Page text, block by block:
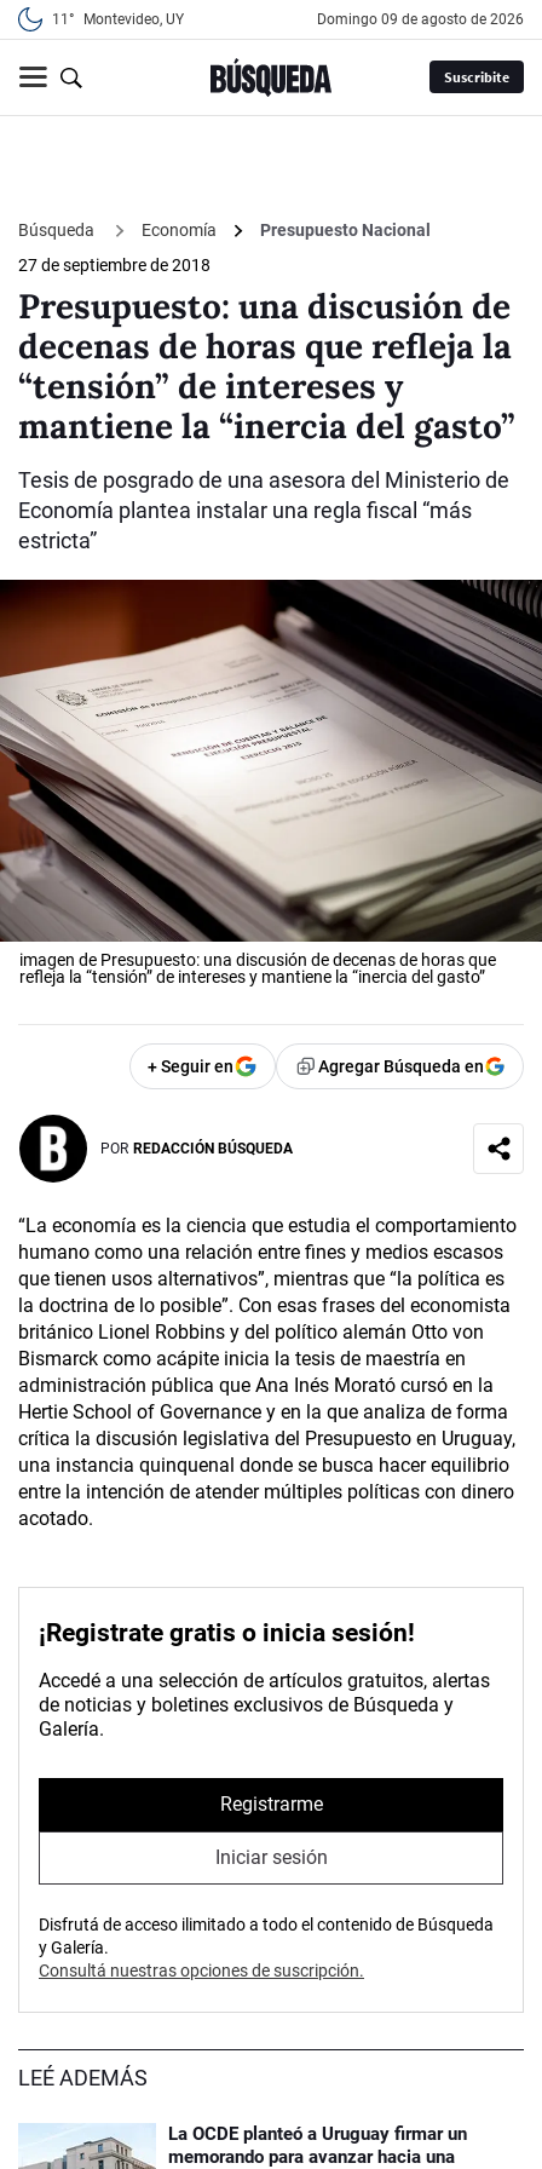
11° Montevideo, UY domingo 09 de agosto de 2026
Suscribite
Búsqueda Economía
Presupuesto Nacional
27 de septiembre de 2018
Presupuesto: una discusión de
decenas de horas que refleja la
“tensión” de intereses y
mantiene la “inercia del gasto”
Tesis de posgrado de una asesora del Ministerio de
Economía plantea instalar una regla fiscal “más
estricta”
imagen de Presupuesto: una discusión de decenas de horas que
refleja la “tensión” de intereses y mantiene la “inercia del gasto”
+ Seguir en Agregar Búsqueda en
POR REDACCIÓN BÚSQUEDA
“La economía es la ciencia que estudia el comportamiento
humano como una relación entre fines y medios escasos
que tienen usos alternativos”, mientras que “la política es
la doctrina de lo posible”. Con esas frases del economista
británico Lionel Robbins­ y del político alemán Otto von
Bismarck como acápite inicia la tesis de maestría en
administración pública que Ana Inés Morató cursó en la
Hertie School of Governance y en la que analiza de forma
crítica la discusión legislativa del Presupuesto en Uruguay,
una instancia quinquenal donde se busca hacer equilibrio
entre la intención de atender múltiples políticas con dinero
acotado.
¡Registrate gratis o inicia sesión!
Accedé a una selección de artículos gratuitos, alertas
de noticias y boletines exclusivos de Búsqueda y
Galería.
Registrarme
Iniciar sesión
Disfrutá de acceso ilimitado a todo el contenido de Búsqueda
y Galería.
Consultá nuestras opciones de suscripción.
LEÉ ADEMÁS
La OCDE planteó a Uruguay firmar un
memorando para avanzar hacia una